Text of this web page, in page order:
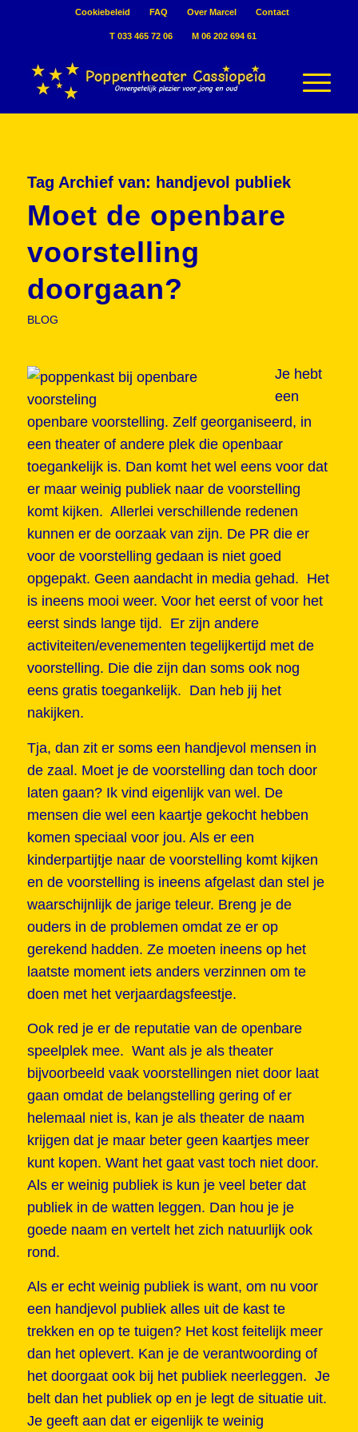
Cookiebeleid FAQ Over Marcel Contact
T 033 465 72 06 M 06 202 694 61
Tag Archief van: handjevol publiek
Moet de openbare
voorstelling
doorgaan?
BLOG
Je hebt
een
openbare voorstelling. Zelf georganiseerd, in
een theater of andere plek die openbaar
toegankelijk is. Dan komt het wel eens voor dat
er maar weinig publiek naar de voorstelling
komt kijken. Allerlei verschillende redenen
kunnen er de oorzaak van zijn. De PR die er
voor de voorstelling gedaan is niet goed
opgepakt. Geen aandacht in media gehad. Het
is ineens mooi weer. Voor het eerst of voor het
eerst sinds lange tijd. Er zijn andere
activiteiten/evenementen tegelijkertijd met de
voorstelling. Die die zijn dan soms ook nog
eens gratis toegankelijk. Dan heb jij het
nakijken.
Tja, dan zit er soms een handjevol mensen in
de zaal. Moet je de voorstelling dan toch door
laten gaan? Ik vind eigenlijk van wel. De
mensen die wel een kaartje gekocht hebben
komen speciaal voor jou. Als er een
kinderpartijtje naar de voorstelling komt kijken
en de voorstelling is ineens afgelast dan stel je
waarschijnlijk de jarige teleur. Breng je de
ouders in de problemen omdat ze er op
gerekend hadden. Ze moeten ineens op het
laatste moment iets anders verzinnen om te
doen met het verjaardagsfeestje.
Ook red je er de reputatie van de openbare
speelplek mee. Want als je als theater
bijvoorbeeld vaak voorstellingen niet door laat
gaan omdat de belangstelling gering of er
helemaal niet is, kan je als theater de naam
krijgen dat je maar beter geen kaartjes meer
kunt kopen. Want het gaat vast toch niet door.
Als er weinig publiek is kun je veel beter dat
publiek in de watten leggen. Dan hou je je
goede naam en vertelt het zich natuurlijk ook
rond.
Als er echt weinig publiek is want, om nu voor
een handjevol publiek alles uit de kast te
trekken en op te tuigen? Het kost feitelijk meer
dan het oplevert. Kan je de verantwoording of
het doorgaat ook bij het publiek neerleggen. Je
belt dan het publiek op en je legt de situatie uit.
Je geeft aan dat er eigenlijk te weinig